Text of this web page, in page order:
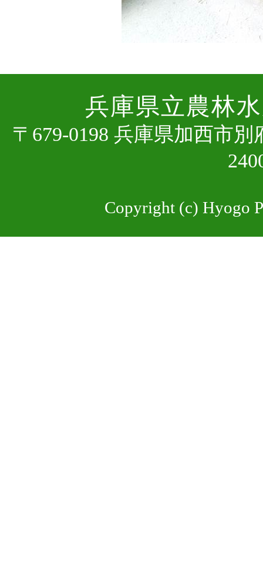
兵庫県⽴農林
〒679-0198 兵庫県加⻄市
Copyright (c) Hyogo